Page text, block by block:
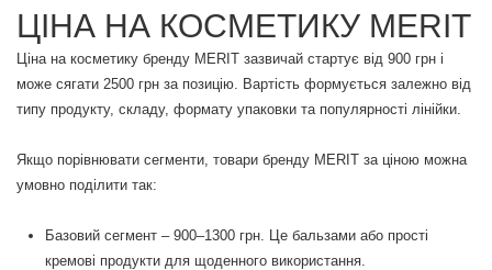
ЦІНА НА КОСМЕТИКУ MERIT
Ціна на косметику бренду MERIT зазвичай стартує від 900 грн і
може сягати 2500 грн за позицію. Вартість формується залежно від
типу продукту, складу, формату упаковки та популярності лінійки.
Якщо порівнювати сегменти, товари бренду MERIT за ціною можна
умовно поділити так:
Базовий сегмент – 900–1300 грн. Це бальзами або прості
кремові продукти для щоденного використання.